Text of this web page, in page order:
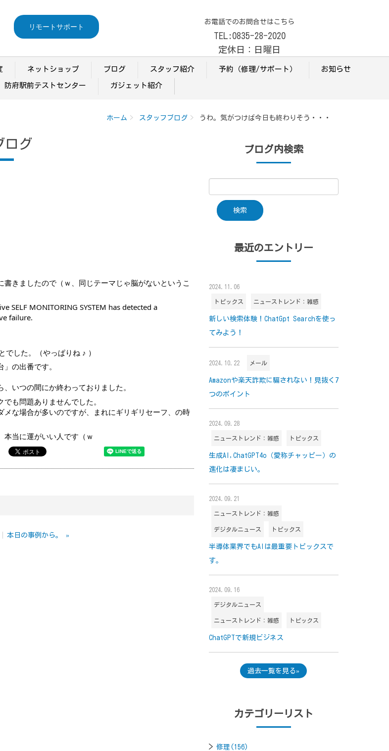
リモートサポート
お電話でのお問合せはこちら
TEL:0835-28-2020
定休日：日曜日
ネットショップ ブログ スタッフ紹介 予約（修理/サポート） お知らせ
防府駅前テストセンター ガジェット紹介
ホーム スタッフブログ うわ。気がつけば今日も終わりそう・・・
ログ
きましたので（ｗ、同じテーマじゃ脳がないというこ
SELF MONITORING SYSTEM has detected a
failure.
した。（やっぱりね ♪ ）
の出番です。
いつの間にか終わっておりました。
も問題ありませんでした。
な場合が多いのですが、まれにギリギリセーフ、の時
本当に運がいい人です（ｗ
本日の事例から。 »
ブログ内検索
最近のエントリー
2024.11.06
トピックス ニューストレンド：雑感
新しい検索体験！ChatGpt Searchを使っ
てみよう！
2024.10.22 メール
Amazonや楽天詐欺に騙されない！見抜く7
つのポイント
2024.09.28
ニューストレンド：雑感 トピックス
生成AI,ChatGPT4o（愛称チャッピー）の
進化は凄まじい。
2024.09.21
ニューストレンド：雑感
デジタルニュース トピックス
半導体業界でもAIは最重要トピックスで
す。
2024.09.16
デジタルニュース
ニューストレンド：雑感 トピックス
ChatGPTで新規ビジネス
過去一覧を見る
カテゴリーリスト
修理(156)